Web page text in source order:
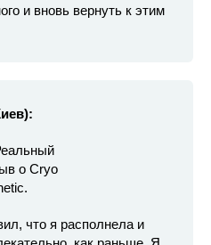
и вновь вернуть к этим
что я располнела и